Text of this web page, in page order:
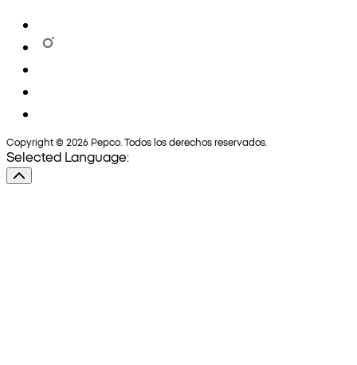
Copyright © 2026 Pepco. Todos los derechos reservados.
Selected Language: